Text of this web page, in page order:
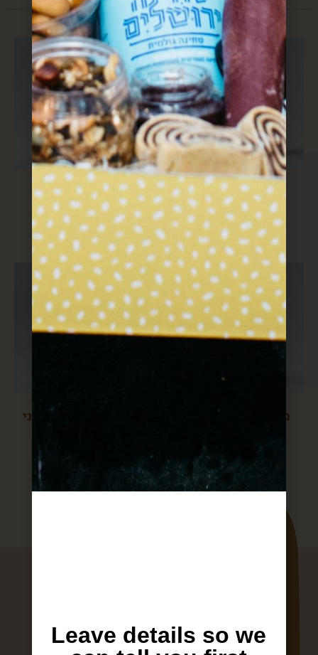
ממרח פיסטוק
$64
קפה שחור, הל
$ 20
סיידר תפוחים אורגני מיץ תפוחים אורגני
Leave details so we